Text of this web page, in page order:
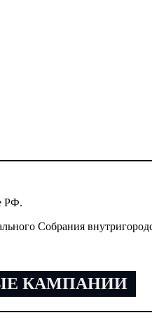
РФ.
Собрания
КАМПАНИИ